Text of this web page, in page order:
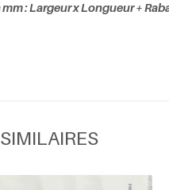
: Largeur x Longueur +